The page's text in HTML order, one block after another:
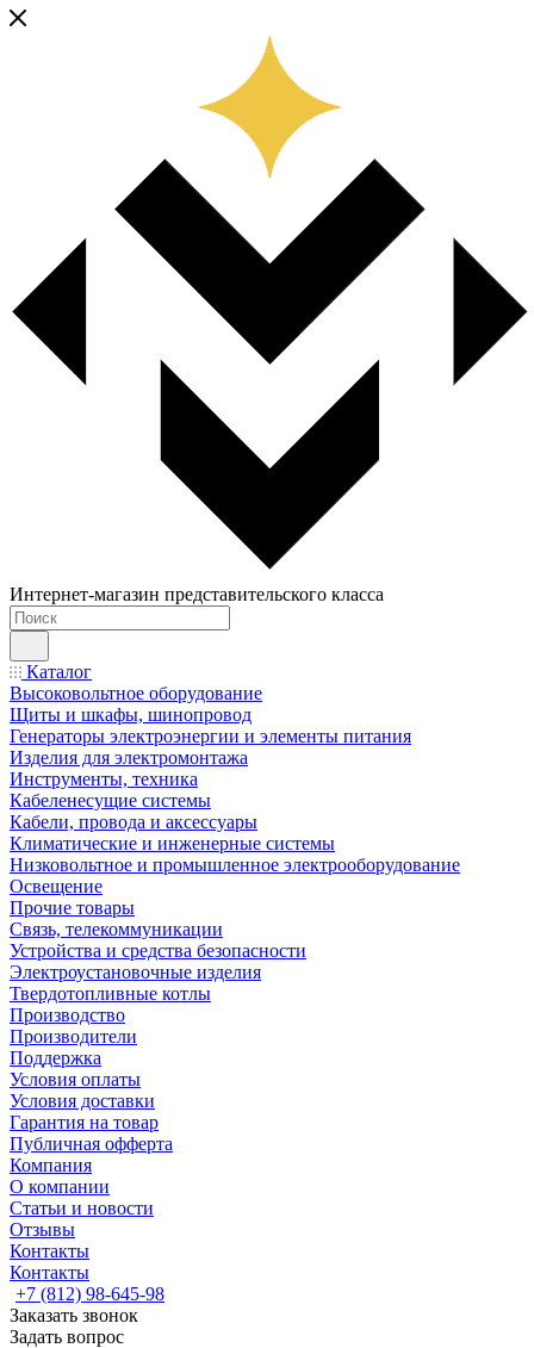
Интернет-магазин представительского класса
Каталог
Высоковольтное оборудование
Щиты и шкафы, шинопровод
Генераторы электроэнергии и элементы питания
Изделия для электромонтажа
Инструменты, техника
Кабеленесущие системы
Кабели, провода и аксессуары
Климатические и инженерные системы
Низковольтное и промышленное электрооборудование
Освещение
Прочие товары
Связь, телекоммуникации
Устройства и средства безопасности
Электроустановочные изделия
Твердотопливные котлы
Производство
Производители
Поддержка
Условия оплаты
Условия доставки
Гарантия на товар
Публичная офферта
Компания
О компании
Статьи и новости
Отзывы
Контакты
Контакты
+7 (812) 98-645-98
Заказать звонок
Задать вопрос